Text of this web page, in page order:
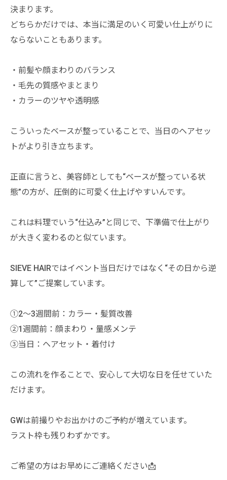
決まります。
どちらかだけでは、本当に満足のいく可愛い仕上がりに
ならないこともあります。
・前髪や顔まわりのバランス
・毛先の質感やまとまり
・カラーのツヤや透明感
こういったベースが整っていることで、当日のヘアセッ
トがより引き立ちます。
正直に言うと、美容師としても“ベースが整っている状
態”の方が、圧倒的に可愛く仕上げやすいんです。
これは料理でいう“仕込み”と同じで、下準備で仕上がり
が大きく変わるのと似ています。
SIEVE HAIRではイベント当日だけではなく“その日から逆
算して”ご提案しています。
①2〜3週間前：カラー・髪質改善
②1週間前：顔まわり・量感メンテ
③当日：ヘアセット・着付け
この流れを作ることで、安心して大切な日を任せていた
だけます。
GWは前撮りやお出かけのご予約が増えています。
ラスト枠も残りわずかです。
ご希望の方はお早めにご連絡ください📩